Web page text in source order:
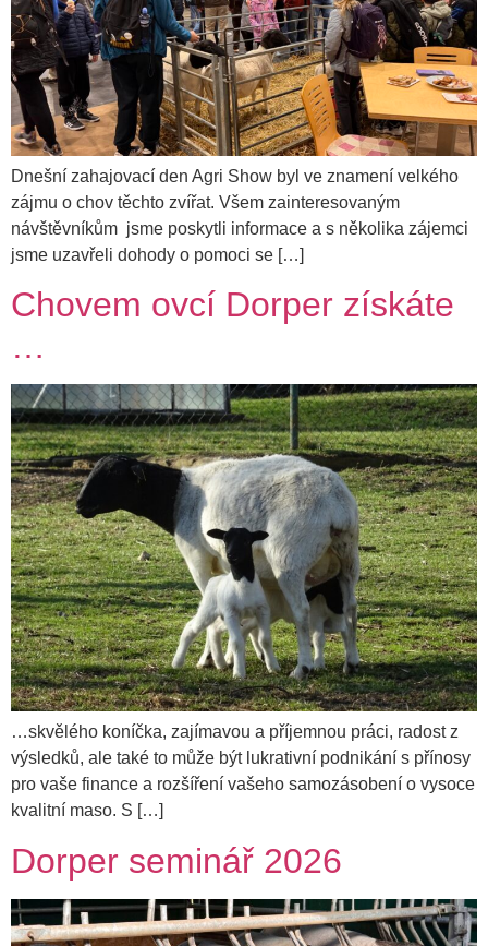
Dnešní zahajovací den Agri Show byl ve znamení velkého
zájmu o chov těchto zvířat. Všem zainteresovaným
návštěvníkům jsme poskytli informace a s několika zájemci
jsme uzavřeli dohody o pomoci se […]
Chovem ovcí Dorper získáte
…
…skvělého koníčka, zajímavou a příjemnou práci, radost z
výsledků, ale také to může být lukrativní podnikání s přínosy
pro vaše finance a rozšíření vašeho samozásobení o vysoce
kvalitní maso. S […]
Dorper seminář 2026